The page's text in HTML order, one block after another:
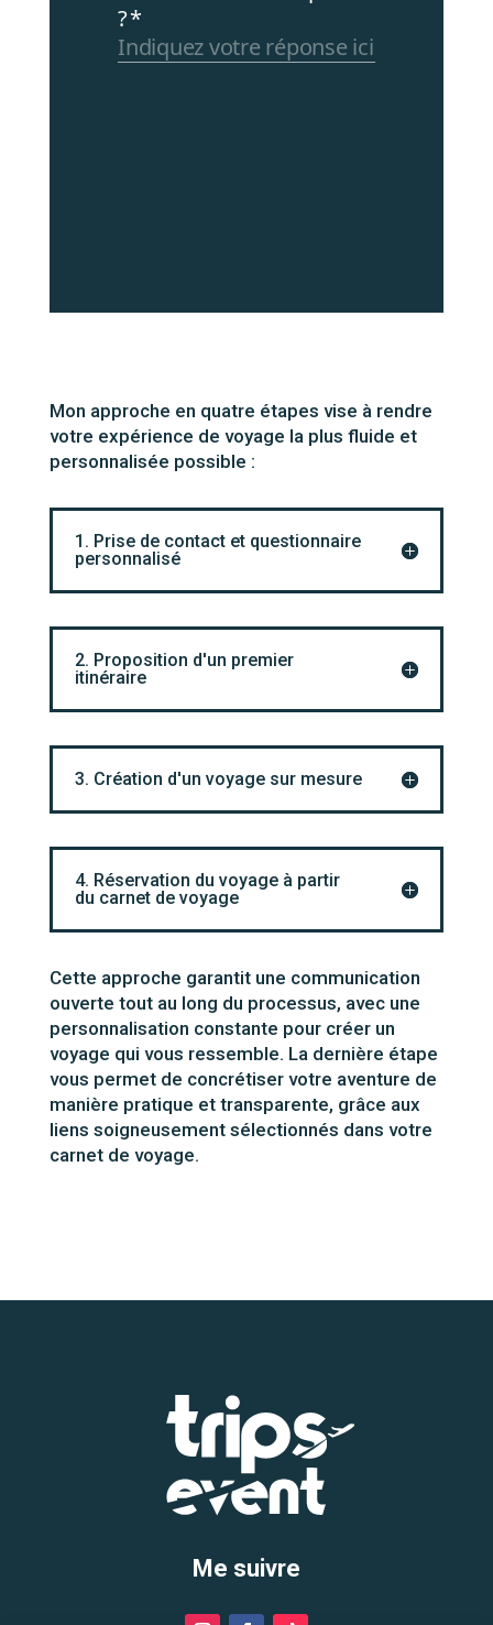
Mon approche en quatre étapes vise à rendre
votre expérience de voyage la plus fluide et
personnalisée possible :
1. Prise de contact et questionnaire
personnalisé
2. Proposition d'un premier
itinéraire
3. Création d'un voyage sur mesure
4. Réservation du voyage à partir
du carnet de voyage
Cette approche garantit une communication
ouverte tout au long du processus, avec une
personnalisation constante pour créer un
voyage qui vous ressemble. La dernière étape
vous permet de concrétiser votre aventure de
manière pratique et transparente, grâce aux
liens soigneusement sélectionnés dans votre
carnet de voyage.
Me suivre